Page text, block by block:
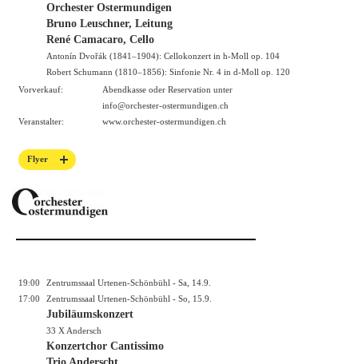
Orchester Ostermundigen
Bruno Leuschner, Leitung
René Camacaro, Cello
Antonín Dvořák (1841–1904): Cellokonzert in h-Moll op. 104
Robert Schumann (1810–1856): Sinfonie Nr. 4 in d-Moll op. 120
Vorverkauf:
Abendkasse oder Reservation unter
info@orchester-ostermundigen.ch
Veranstalter:
www.orchester-ostermundigen.ch
Flyer
19:00
Zentrumssaal Urtenen-Schönbühl - Sa, 14.9.
17:00
Zentrumssaal Urtenen-Schönbühl - So, 15.9.
Jubiläumskonzert
33 X Andersch
Konzertchor Cantissimo